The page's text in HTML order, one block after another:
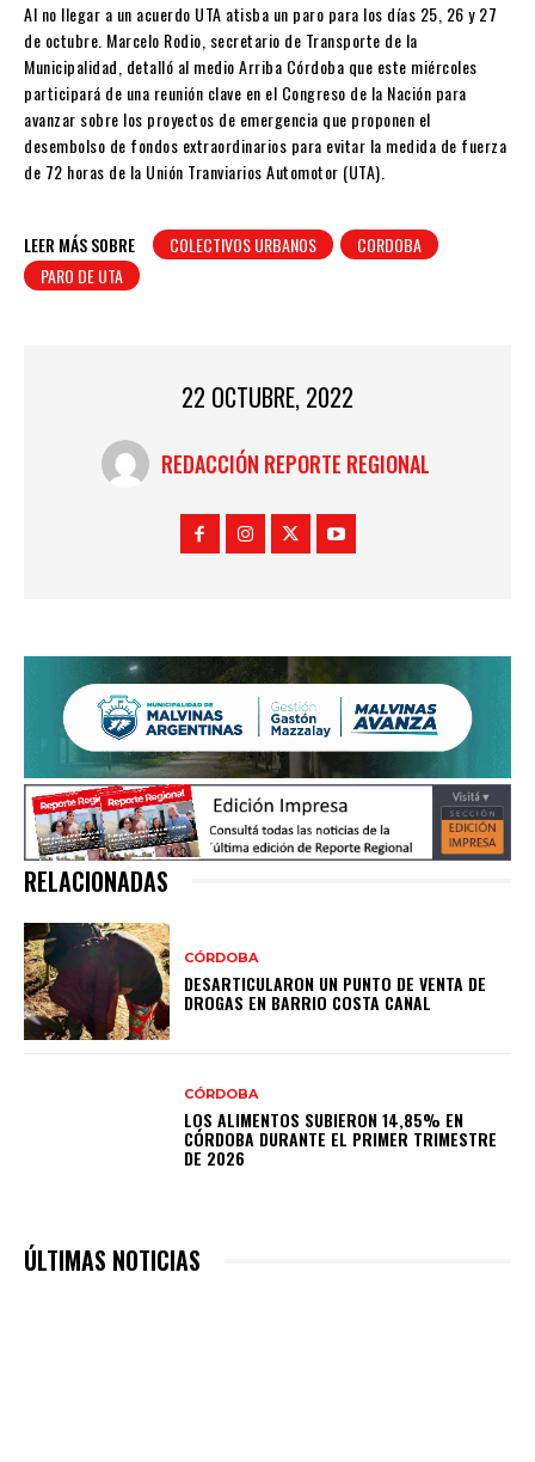
Al no llegar a un acuerdo UTA atisba un paro para los días 25, 26 y 27
de octubre. Marcelo Rodio, secretario de Transporte de la
Municipalidad, detalló al medio Arriba Córdoba que este miércoles
participará de una reunión clave en el Congreso de la Nación para
avanzar sobre los proyectos de emergencia que proponen el
desembolso de fondos extraordinarios para evitar la medida de fuerza
de 72 horas de la Unión Tranviarios Automotor (UTA).
LEER MÁS SOBRE COLECTIVOS URBANOS
CORDOBA
PARO DE UTA
22 OCTUBRE, 2022
REDACCIÓN REPORTE REGIONAL
RELACIONADAS
CÓRDOBA
DESARTICULARON UN PUNTO DE VENTA DE
DROGAS EN BARRIO COSTA CANAL
CÓRDOBA
LOS ALIMENTOS SUBIERON 14,85% EN
CÓRDOBA DURANTE EL PRIMER TRIMESTRE
DE 2026
ÚLTIMAS NOTICIAS